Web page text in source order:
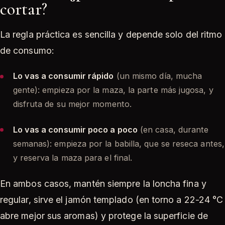
cortar?
La regla práctica es sencilla y depende solo del ritmo
de consumo:
Lo vas a consumir rápido (un mismo día, mucha
gente): empieza por la maza, la parte más jugosa, y
disfruta de su mejor momento.
Lo vas a consumir poco a poco (en casa, durante
semanas): empieza por la babilla, que se reseca antes,
y reserva la maza para el final.
En ambos casos, mantén siempre la loncha fina y
regular, sirve el jamón templado (en torno a 22-24 °C
abre mejor sus aromas) y protege la superficie de